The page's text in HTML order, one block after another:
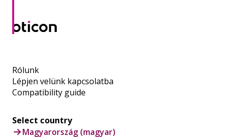
Rólunk
Lépjen velünk kapcsolatba
Compatibility guide
Select country
Magyarország (magyar)